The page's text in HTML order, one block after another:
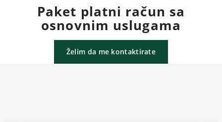
Paket platni račun sa
osnovnim uslugama
Želim da me kontaktirate